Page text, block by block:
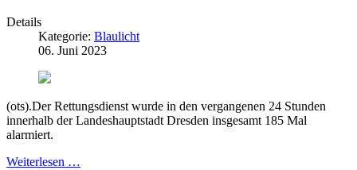
Details
Kategorie: Blaulicht
06. Juni 2023
(ots).Der Rettungsdienst wurde in den vergangenen 24 Stunden
innerhalb der Landeshauptstadt Dresden insgesamt 185 Mal
alarmiert.
Weiterlesen …